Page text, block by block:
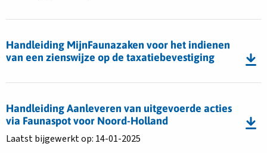
indienen
een
taxatieaanvraag
Handleiding MijnFaunazaken voor het indienen
van een zienswijze op de taxatiebevestiging
bestand
Handleiding
voor
indienen
van
een
Handleiding Aanleveren van uitgevoerde acties
via Faunaspot voor Noord-Holland
Laatst bijgewerkt op: 14-01-2025
bestand
Handleiding
Aanleveren